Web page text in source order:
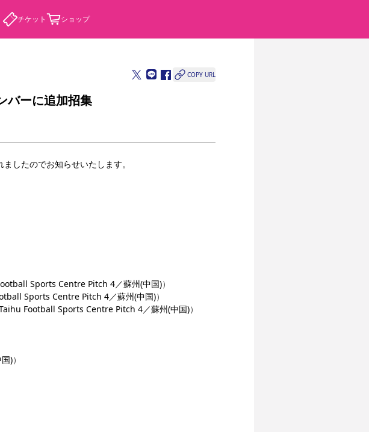
チケット ショップ
COPY URL
バーに追加招集
したのでお知らせいたします。
Sports Centre Pitch 4／蘇州(中国)）
Sports Centre Pitch 4／蘇州(中国)）
Football Sports Centre Pitch 4／蘇州(中国)）
)）